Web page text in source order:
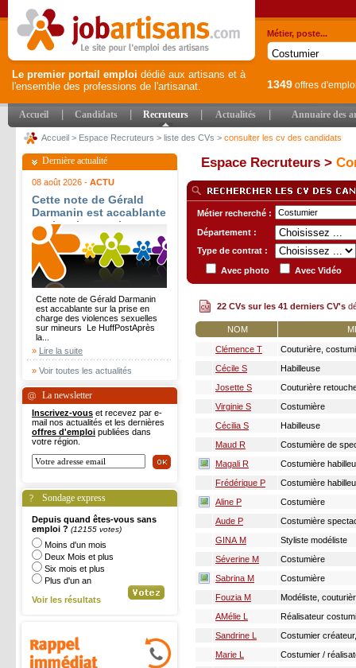
Le premier portail emploi dédié aux artisans et à
l'ensemble des professions de l'artisanat.
Métier, poste...
1349 offres
Accueil Candidats Recruteurs Actualités Annuaire des
Accueil > Espace Recruteurs > liste des CVs > consulter les cv des candidats
Dernière actualité
08 août 2026 - ACTU
Cette note de Gérald
Darmanin est accablante
sur la prise en charge
des violences sexuelles
sur mineurs - Le
HuffPost
Cette note de Gérald Darmanin
est accablante sur la prise en
charge des violences sexuelles
sur mineurs Le HuffPostAprès
la...
» Lire la suite
» Voir toutes les actualités
La newsletter
Inscrivez-vous et recevez par e-
mail nos actualités et les dernières
offres d'emploi publiées dans
votre région.
Sondage express
Depuis quand êtes-vous sans
emploi ? (12155 votes)
Moins d'un mois
Deux Mois et plus
Six mois et plus
Plus d'un an
Voir les résultats
Espace Recruteurs >
Métier recherché :
Département :
Type de contrat :
Avec photo Avec Vidéo
22 CVs sur les 41 derniers CV's
NOM
Clémence T
Couturière,
Cécile S
Habilleuse
Josette S
Couturière
Virginie S
Costumière
Cécilia S
Habilleuse
Maud R
Costumière de
Magali R
Costumière
Frédérique P
Costumière
Aline P
Costumière
Aude P
Costumière
GINA M
Styliste modéliste
Séverine M
Costumière
Sabrina M
Costumière
Fouzia M
Modéliste,
AMélie L
Réalisateur
Sandrine L
Costumier
Marie L
Costumier /